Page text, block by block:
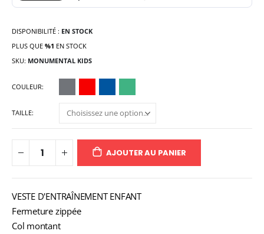
DISPONIBILITÉ : EN STOCK
PLUS QUE %1 EN STOCK
SKU MONUMENTAL KIDS
COULEUR
TAILLE
AJOUTER AU PANIER
VESTE D'ENTRAÎNEMENT ENFANT
Fermeture zippée
Col montant